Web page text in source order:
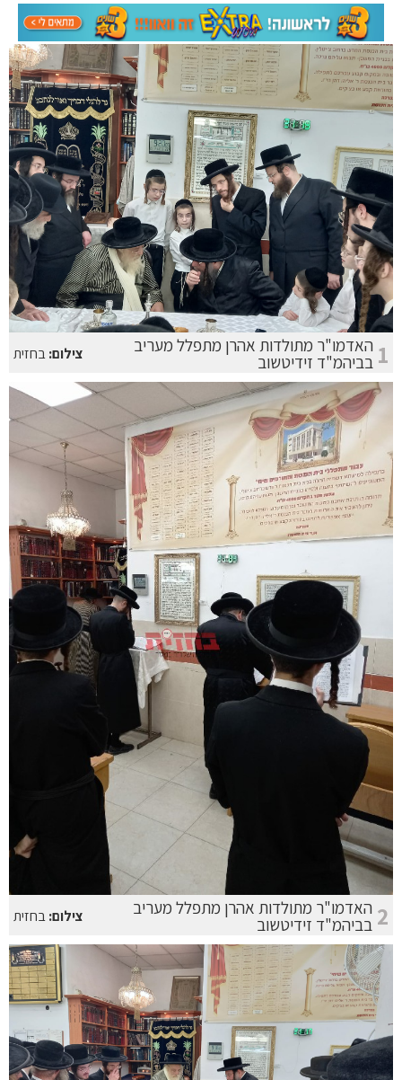
1 האדמו"ר מתולדות אהרן מתפלל מעריב
בביהמ"ד זידיטשוב צילום:בחזית
2 האדמו"ר מתולדות אהרן מתפלל מעריב
בביהמ"ד זידיטשוב צילום:בחזית